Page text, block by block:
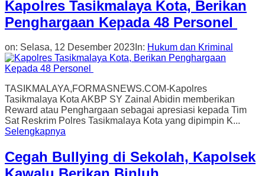
Kapolres Tasikmalaya Kota, Berikan
Penghargaan Kepada 48 Personel
on: Selasa, 12 Desember 2023 In: Hukum dan Kriminal
TASIKMALAYA,FORMASNEWS.COM-Kapolres
Tasikmalaya Kota AKBP SY Zainal Abidin memberikan
Reward atau Penghargaan sebagai apresiasi kepada Tim
Sat Reskrim Polres Tasikmalaya Kota yang dipimpin K...
Selengkapnya
Cegah Bullying di Sekolah, Kapolsek